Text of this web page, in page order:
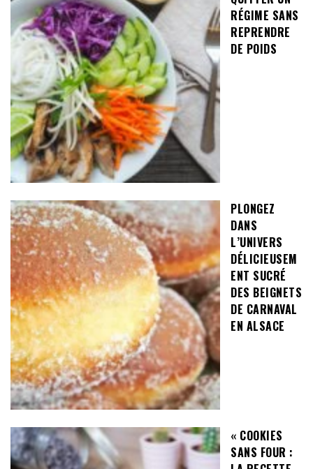
RÉGIME SANS
REPRENDRE
DE POIDS
PLONGEZ
DANS
L’UNIVERS
DÉLICIEUSEM
ENT SUCRÉ
DES BEIGNETS
DE CARNAVAL
EN ALSACE
« COOKIES
SANS FOUR :